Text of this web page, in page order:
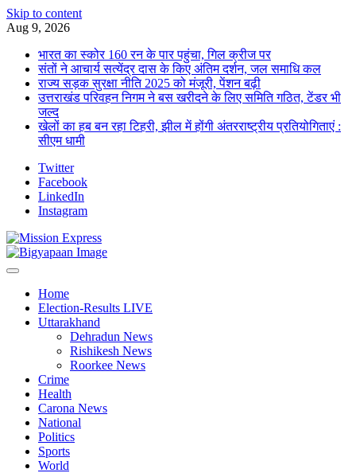
Skip to content
Aug 9, 2026
भारत का स्कोर 160 रन के पार पहुंचा, गिल क्रीज पर
संतों ने आचार्य सत्येंद्र दास के किए अंतिम दर्शन, जल समाधि कल
राज्य सड़क सुरक्षा नीति 2025 को मंजूरी, पेंशन बढ़ी
उत्तराखंड परिवहन निगम ने बस खरीदने के लिए समिति गठित, टेंडर भी
जल्द
खेलों का हब बन रहा टिहरी, झील में होंगी अंतरराष्ट्रीय प्रतियोगिताएं :
सीएम धामी
Twitter
Facebook
LinkedIn
Instagram
Home
Election-Results LIVE
Uttarakhand
Dehradun News
Rishikesh News
Roorkee News
Crime
Health
Carona News
National
Politics
Sports
World